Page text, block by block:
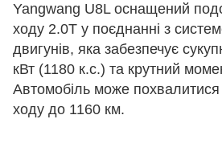
Yangwang U8L оснащений
ходу 2.0T у поєднанні з
двигунів, яка забезпечує
кВт (1180 к.с.) та крутний
Автомобіль може
ходу до 1160 км.